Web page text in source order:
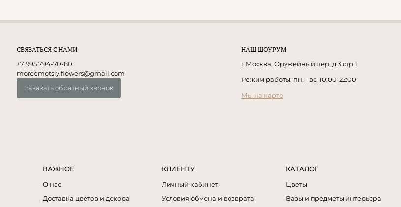
СВЯЗАТЬСЯ С НАМИ
+7 995 794-70-80
moreemotsiy.flowers@gmail.com
Заказать обратный звонок
НАШ ШОУРУМ
г Москва, Оружейный пер, д 3 стр 1
Режим работы: пн. - вс. 10:00-22:00
Мы на карте
ВАЖНОЕ
О нас
Доставка цветов и декора
КЛИЕНТУ
Личный кабинет
Условия обмена и возврата
КАТАЛОГ
Цветы
Вазы и предметы интерьера